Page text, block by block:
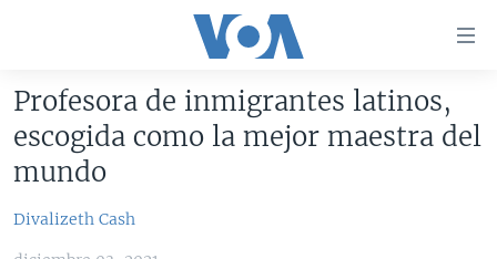
accesibilidad
contenido
Salte
AMÉRICA DEL NORTE
EEUU
ELECCIONES EEUU 2024
Profesora de inmigrantes latinos,
escogida como la mejor maestra del
mundo
Divalizeth Cash